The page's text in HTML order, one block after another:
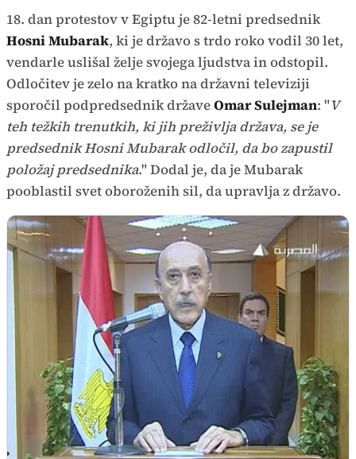
18. dan protestov v Egiptu je 82-letni predsednik
Hosni Mubarak, ki je državo s trdo roko vodil 30 let,
vendarle uslišal želje svojega ljudstva in odstopil.
Odločitev je zelo na kratko na državni televiziji
sporočil podpredsednik državeOmar Sulejman: "V
teh težkih trenutkih, ki jih preživlja država, se je
predsednik Hosni Mubarak odločil, da bo zapustil
položaj predsednika." Dodal je, da je Mubarak
pooblastil svet oboroženih sil, da upravlja z državo.